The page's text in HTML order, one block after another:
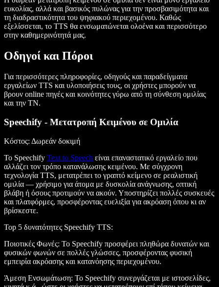
ευκολίας, αλλά και βασικός πυλώνας για την προσβασιμότητα και
τη διαδραστικότητα του ψηφιακού περιεχομένου. Καθώς
εξελίσσεται, το TTS θα ενσωματώνεται ολοένα και περισσότερο
στην καθημερινότητά μας.
Οδηγοί και Πόροι
Για περισσότερες πληροφορίες, οδηγούς και παραδείγματα
εργαλείων TTS και υλοποιήσεις τους, οι χρήστες μπορούν να
βρουν online πηγές και κοινότητες γύρω από τη σύνθεση ομιλίας
και την ΤΝ.
Speechify - Μετατροπή Κειμένου σε Ομιλία
Κόστος: Δωρεάν δοκιμή
Το Speechify Text to Speech είναι επαναστατικό εργαλείο που
αλλάζει τον τρόπο κατανάλωσης κειμένου. Με σύγχρονη
τεχνολογία TTS, μετατρέπει το γραπτό κείμενο σε ρεαλιστική
ομιλία — χρήσιμο για άτομα με δυσκολία ανάγνωσης, οπτική
βλάβη ή όσους προτιμούν να ακούν. Υποστηρίζει πολλές συσκευές
και πλατφόρμες, προσφέροντας ευελιξία για ακρόαση όπου κι αν
βρίσκεστε.
Top 5 δυνατότητες Speechify TTS:
Ποιοτικές Φωνές: Το Speechify προσφέρει πληθώρα δυνατών και
φυσικών φωνών σε πολλές γλώσσες, προσφέροντας φυσική
εμπειρία ακρόασης και κατανόησης περιεχομένου.
Άμεση Ενσωμάτωση: Το Speechify συνεργάζεται με ιστοσελίδες,